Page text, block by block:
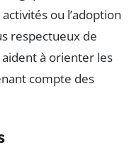
ou l’adoption
respectueux de
à orienter les
compte des